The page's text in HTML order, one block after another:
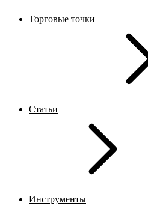
Торговые точки
Статьи
Инструменты